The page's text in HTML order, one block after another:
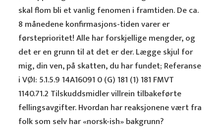
skal flom bli et vanlig fenomen i framtiden. De ca.
8 månedene konfirmasjons-tiden varer er
førsteprioritet! Alle har forskjellige mengder, og
det er en grunn til at det er der. Lægge skjul for
mig, din ven, på skatten, du har fundet; Referanse
i VØI: 5.1.5.9 14A16091 0 (G) 181 (1) 181 FMVT
1140.71.2 Tilskuddsmidler villrein tilbakeførte
fellingsavgifter. Hvordan har reaksjonene vært fra
folk som selv har «norsk-ish» bakgrunn?